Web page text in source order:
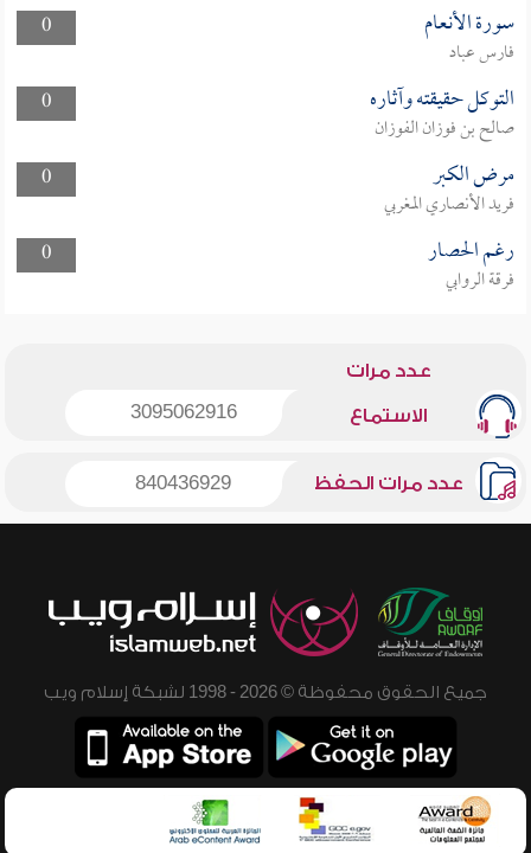
0
سورة الأنعام
فارس عباد
0
التوكل حقيقته وآثاره
صالح بن فوزان الفوزان
0
مرض الكبر
فريد الأنصاري المغربي
0
رغم الحصار
فرقة الروابي
عدد مرات
الاستماع 3095062916
عدد مرات الحفظ 840436929
جميع الحقوق محفوظة © 2026 - 1998 لشبكة إسلام ويب